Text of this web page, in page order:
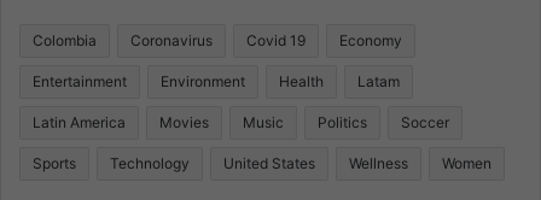
Colombia Coronavirus Covid 19 Economy
Entertainment Environment Health Latam
Latin America Movies Music Politics Soccer
Sports Technology United States Wellness Women